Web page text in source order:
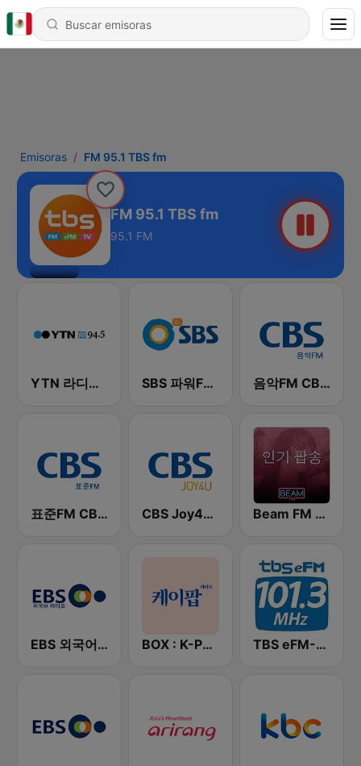
Emisoras FM 95.1 TBS fm
FM 95.1 TBS fm
95.1 FM
YTN 라디오 (YTN FM) - 24 Hours News Channel SBS 파워FM-SBS 라디오 음악FM CBS 라디오 (Music FM)
표준FM CBS 라디오 (Standard FM) CBS Joy4U-CBS 라디오 Beam FM - 취향저격 감각 팝송
EBS 외국어 라디오 (i-radio) BOX : K-POP 케이팝 TBS eFM-교통방송 영어전문 라디오